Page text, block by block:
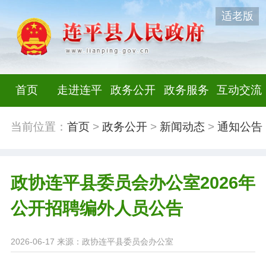
适老版
首页 走进连平 政务公开 政务服务 互动交流
当前位置： 首页> 政务公开> 新闻动态 > 通知公告
政协连平县委员会办公室2026年
公开招聘编外人员公告
2026-06-17 来源：政协连平县委员会办公室